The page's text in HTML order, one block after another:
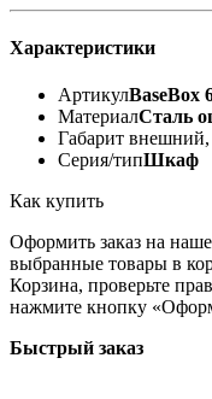
Характеристики
АртикулBaseBox
МатериалСталь
Габарит
Серия/типШкаф
Как купить
Оформить заказ на
выбранные товары в
Корзина, проверьте
нажмите кнопку
Быстрый заказ